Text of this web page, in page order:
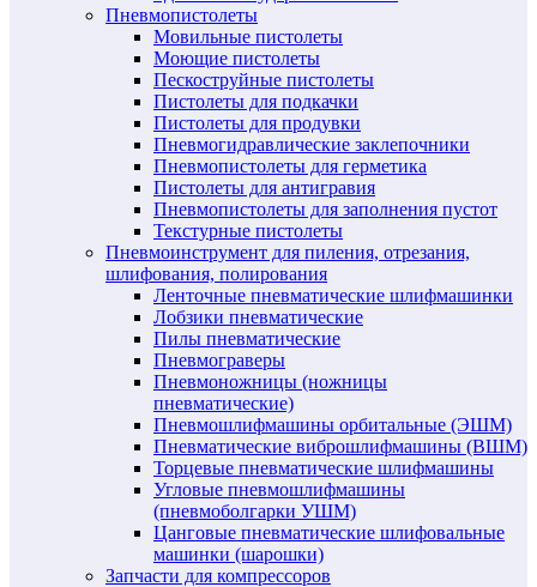
Пневмопистолеты
Мовильные пистолеты
Моющие пистолеты
Пескоструйные пистолеты
Пистолеты для подкачки
Пистолеты для продувки
Пневмогидравлические заклепочники
Пневмопистолеты для герметика
Пистолеты для антигравия
Пневмопистолеты для заполнения пустот
Текстурные пистолеты
Пневмоинструмент для пиления, отрезания,
шлифования, полирования
Ленточные пневматические шлифмашинки
Лобзики пневматические
Пилы пневматические
Пневмограверы
Пневмоножницы (ножницы
пневматические)
Пневмошлифмашины орбитальные (ЭШМ)
Пневматические виброшлифмашины (ВШМ)
Торцевые пневматические шлифмашины
Угловые пневмошлифмашины
(пневмоболгарки УШМ)
Цанговые пневматические шлифовальные
машинки (шарошки)
Запчасти для компрессоров